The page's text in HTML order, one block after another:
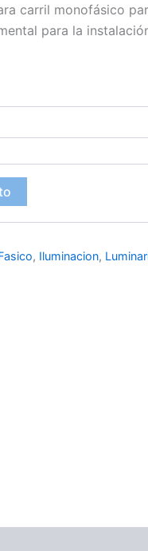
carril monofásico
para la
, Iluminacion,